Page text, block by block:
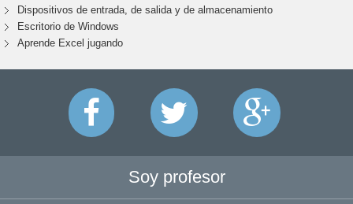
Dispositivos de entrada, de salida y de almacenamiento
Escritorio de Windows
Aprende Excel jugando
Soy profesor